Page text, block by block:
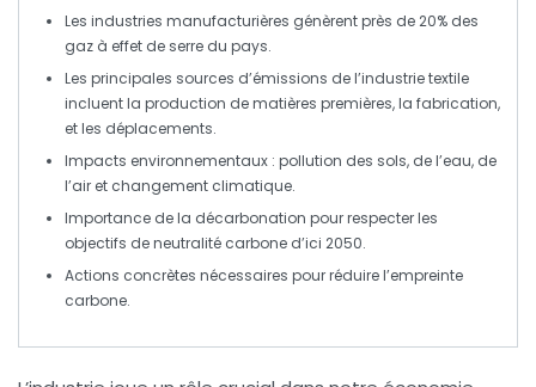
Les industries manufacturières génèrent près de20% des
gaz à effet de serre du pays.
Les principales sources d’émissions de l’industrie textile
incluent la production dematières premières, la fabrication,
et les déplacements.
Impacts environnementaux : pollution des sols, de l’eau, de
l’air et changement climatique.
Importance de la décarbonation pour respecter les
objectifs deneutralité carbone d’ici 2050.
Actions concrètes nécessaires pour réduire l’empreinte
carbone.